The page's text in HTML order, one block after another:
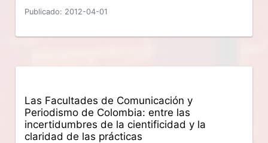
Publicado: 2012-04-01
Las Facultades de Comunicación y
Periodismo de Colombia: entre las
incertidumbres de la cientificidad y la
claridad de las prácticas